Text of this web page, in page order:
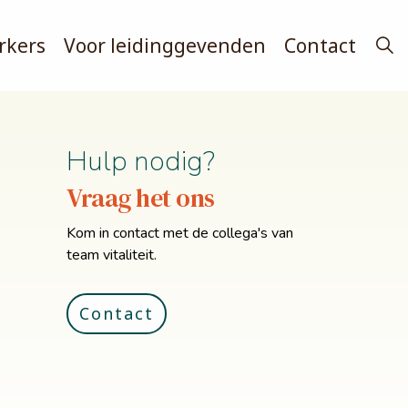
Voor leidinggevenden Contact
Hulp nodig?
Vraag het ons
Kom in contact met de collega's van
team vitaliteit.
Contact